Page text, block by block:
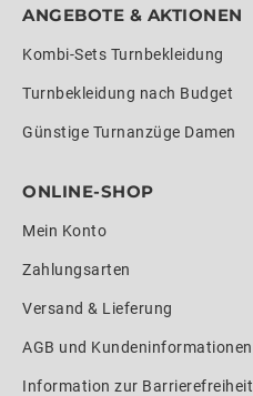
ANGEBOTE & AKTIONEN
Kombi-Sets Turnbekleidung
Turnbekleidung nach Budget
Günstige Turnanzüge Damen
ONLINE-SHOP
Mein Konto
Zahlungsarten
Versand & Lieferung
AGB und Kundeninformationen
Information zur Barrierefreiheit